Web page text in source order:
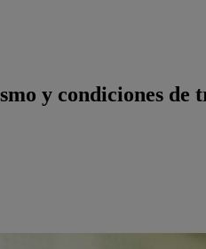
y condiciones de